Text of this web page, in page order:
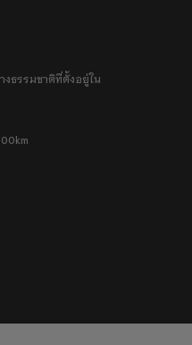
งธรรมชาติที่ตั้งอยู่ใน